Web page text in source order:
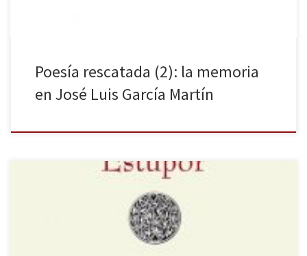
Poesía rescatada (2): la memoria
en José Luis García Martín
El último poemario de Luis Pablo Núñez, publicado por Editorial
Alhulia, se titula Estupor. Ver, contemplar, observar la vida nos hace
reflexionar. La mirada de un poeta suele recolectar los pequeños